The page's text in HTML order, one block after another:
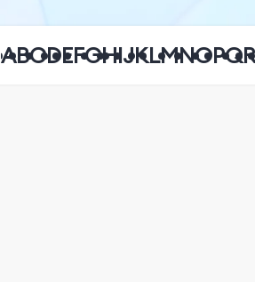
ABCDEFGHIJKLMNOPQR